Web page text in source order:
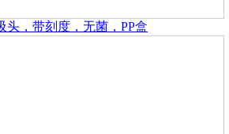
头，带刻度，无菌，PP盒